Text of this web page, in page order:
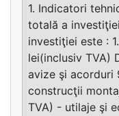
1. Indicatori
totală a
investiţiei este :
lei(inclusiv TVA)
avize şi acorduri
construcţii
TVA) - utilaje şi